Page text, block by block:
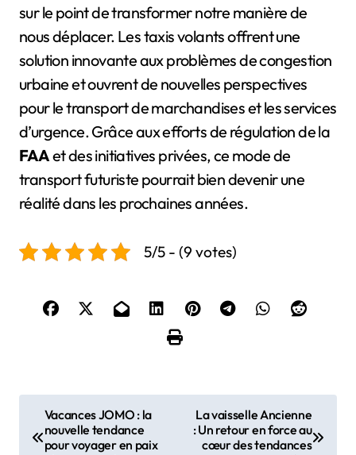
sur le point de transformer notre manière de
nous déplacer. Les taxis volants offrent une
solution innovante aux problèmes de congestion
urbaine et ouvrent de nouvelles perspectives
pour le transport de marchandises et les services
d’urgence. Grâce aux efforts de régulation de la
FAAet des initiatives privées, ce mode de
transport futuriste pourrait bien devenir une
réalité dans les prochaines années.
5/5 - (9 votes)
a
Vacances JOMO : la
nouvelle tendance
pour voyager en paix
La vaisselle Ancienne
: Un retour en force au
cœur des tendances